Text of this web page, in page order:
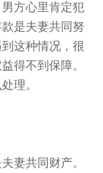
方心里肯定犯
是夫妻共同努
这种情况，很
得不到保障。
理。
妻共同财产。